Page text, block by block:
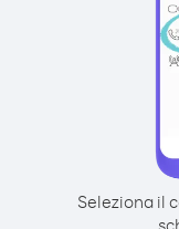
Seleziona il